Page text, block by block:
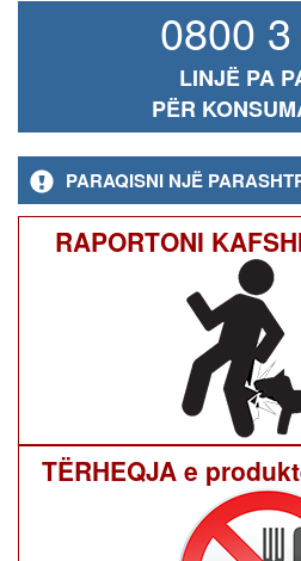
0800
LINJË PA
PËR
PARAQISNI NJË
RAPORTONI
TËRHEQJA e